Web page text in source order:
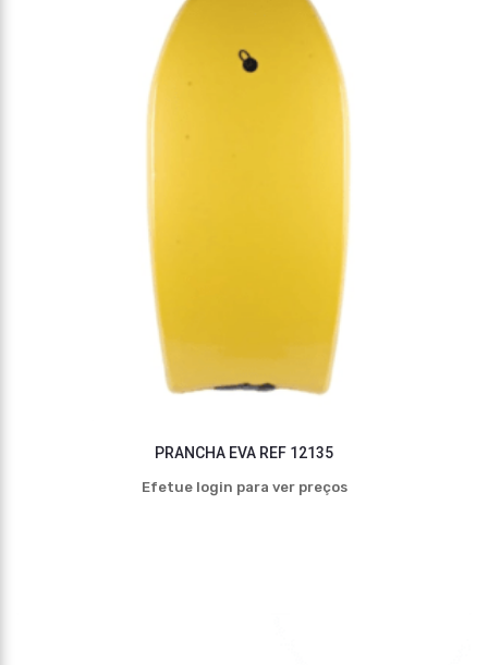
PRANCHA EVA REF 12135
Efetue login para ver preços